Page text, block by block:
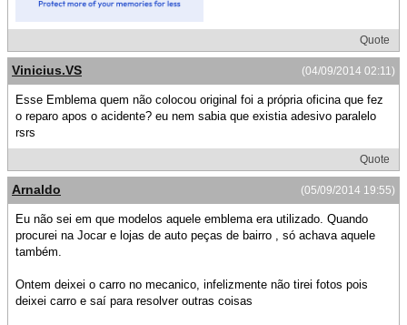
Quote
(04/09/2014 02:11)
Vinicius.VS
Esse Emblema quem não colocou original foi a própria oficina que fez
o reparo apos o acidente? eu nem sabia que existia adesivo paralelo
rsrs
Quote
(05/09/2014 19:55)
Arnaldo
Eu não sei em que modelos aquele emblema era utilizado. Quando
procurei na Jocar e lojas de auto peças de bairro , só achava aquele
também.
Ontem deixei o carro no mecanico, infelizmente não tirei fotos pois
deixei carro e saí para resolver outras coisas